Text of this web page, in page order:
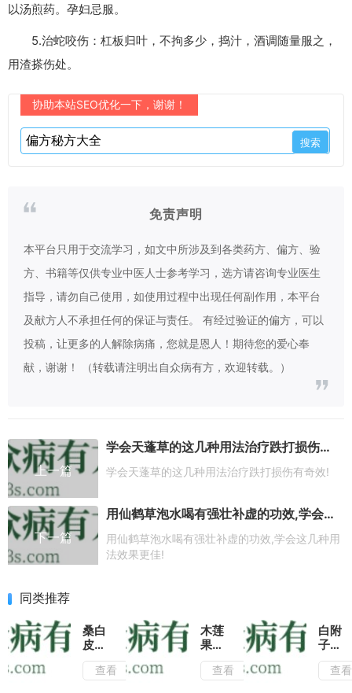
以汤煎药。孕妇忌服。
5.治蛇咬伤：杠板归叶，不拘多少，捣汁，酒调随量服之，
用渣搽伤处。
协助本站SEO优化一下，谢谢！
免责声明
本平台只用于交流学习，如文中所涉及到各类药方、偏方、验
方、书籍等仅供专业中医人士参考学习，选方请咨询专业医生
指导，请勿自己使用，如使用过程中出现任何副作用，本平台
及献方人不承担任何的保证与责任。 有经过验证的偏方，可以
投稿，让更多的人解除病痛，您就是恩人！期待您的爱心奉
献，谢谢！ （转载请注明出自众病有方，欢迎转载。）
上一篇
学会天蓬草的这几种用法治疗跌打损伤有奇效!
学会天蓬草的这几种用法治疗跌打损伤有奇效!
下一篇
用仙鹤草泡水喝有强壮补虚的功效,学会这几种用法效果更佳!
用仙鹤草泡水喝有强壮补虚的功效,学会这几种用
法效果更佳!
同类推荐
桑白
皮的
功效
有哪
查看
木莲
果的
功效
与作
查看
白附
子的
功效
与作
查看